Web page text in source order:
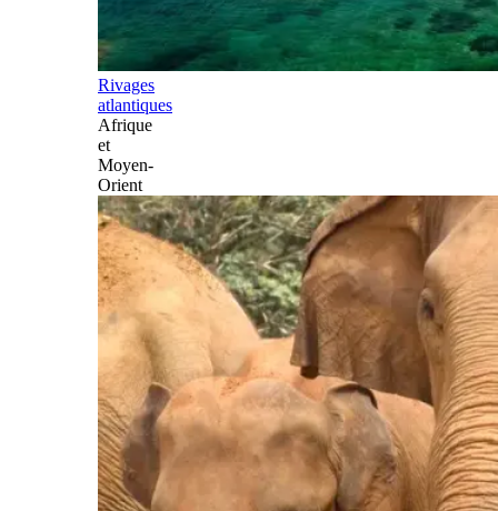
Rivages
atlantiques
Afrique
et
Moyen-
Orient